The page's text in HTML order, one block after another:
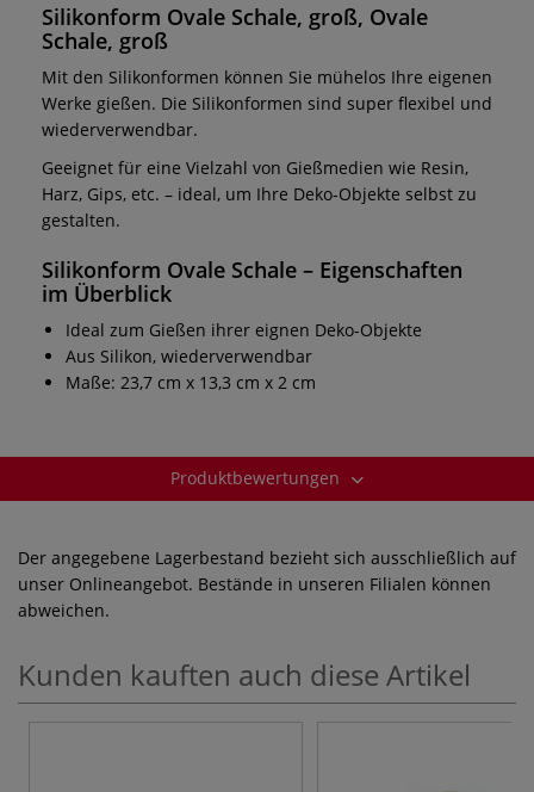
Silikonform Ovale Schale, groß, Ovale
Schale, groß
Mit den Silikonformen können Sie mühelos Ihre eigenen
Werke gießen. Die Silikonformen sind super flexibel und
wiederverwendbar.
Geeignet für eine Vielzahl von Gießmedien wie Resin,
Harz, Gips, etc. – ideal, um Ihre Deko-Objekte selbst zu
gestalten.
Silikonform Ovale Schale – Eigenschaften
im Überblick
Ideal zum Gießen ihrer eignen Deko-Objekte
Aus Silikon, wiederverwendbar
Maße: 23,7 cm x 13,3 cm x 2 cm
Produktbewertungen
Der angegebene Lagerbestand bezieht sich ausschließlich auf
unser Onlineangebot. Bestände in unseren Filialen können
abweichen.
Kunden kauften auch diese Artikel